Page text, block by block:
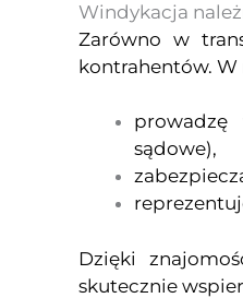
Windykacja
Zarówno w
kontrahentów.
prowadzę
sądowe),
Dzięki
skutecznie